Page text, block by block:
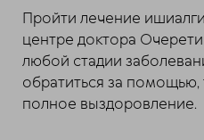
Пройти лечение
центре доктора
любой стадии
обратиться за
полное выздоровление.